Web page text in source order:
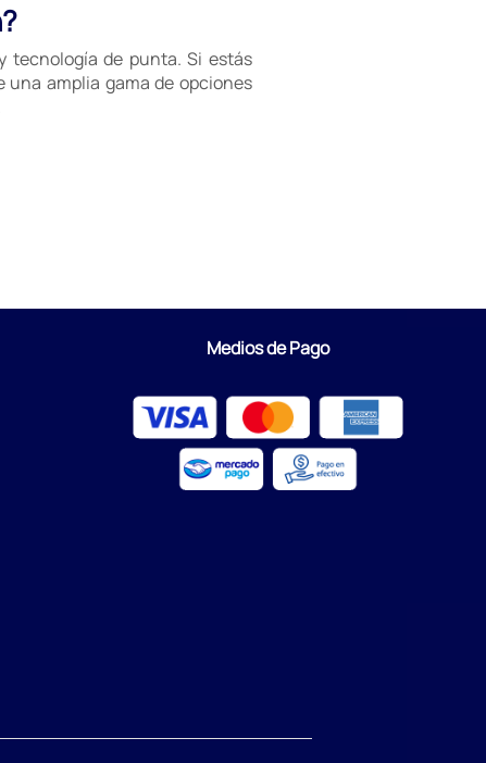
tecnología de punta. Si estás
una amplia gama de opciones
Medios de Pago